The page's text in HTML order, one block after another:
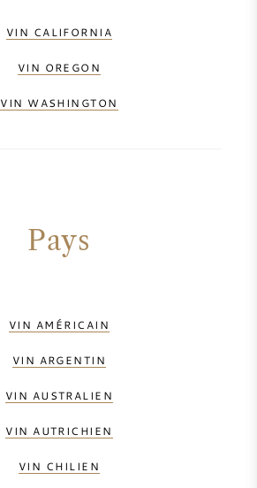
VIN CALIFORNIA
VIN OREGON
VIN WASHINGTON
Pays
VIN AMÉRICAIN
VIN ARGENTIN
VIN AUSTRALIEN
VIN AUTRICHIEN
VIN CHILIEN